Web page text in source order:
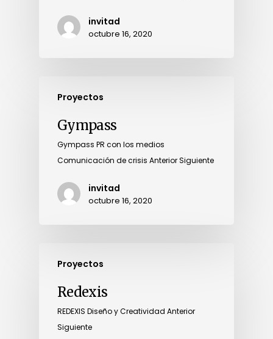
invitad
octubre 16, 2020
Proyectos
Gympass
Gympass PR con los medios
Comunicación de crisis Anterior Siguiente
invitad
octubre 16, 2020
Proyectos
Redexis
REDEXIS Diseño y Creatividad Anterior
Siguiente